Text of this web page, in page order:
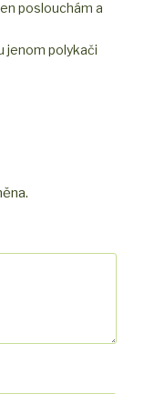
poslouchám a
jenom polykači